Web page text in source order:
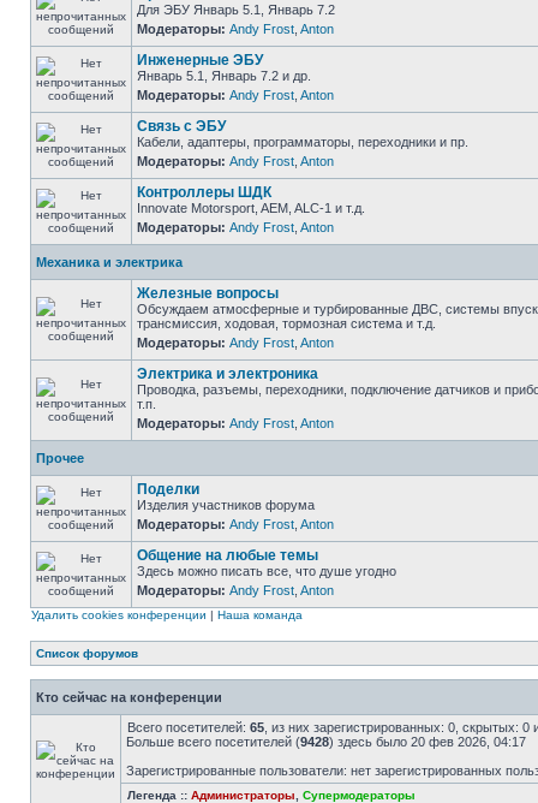
Для ЭБУ Январь 5.1, Январь 7.2
Модераторы: Andy Frost Anton
Инженерные ЭБУ
Январь 5.1, Январь 7.2 и др.
Модераторы: Andy Frost Anton
Связь с ЭБУ
Кабели, адаптеры, программаторы, переходники и пр.
Модераторы: Andy Frost Anton
Контроллеры ШДК
Innovate Motorsport, AEM, ALC-1 и т.д.
Модераторы: Andy Frost Anton
Механика и электрика
Железные вопросы
Обсуждаем атмосферные и турбированные ДВС, системы
трансмиссия, ходовая, тормозная система и т.д.
Модераторы: Andy Frost Anton
Электрика и электроника
Проводка, разъемы, переходники, подключение датчиков и
т.п.
Модераторы: Andy Frost Anton
Прочее
Поделки
Изделия участников форума
Модераторы: Andy Frost Anton
Общение на любые темы
Здесь можно писать все, что душе угодно
Модераторы: Andy Frost Anton
Удалить cookies конференции | Наша команда
Список форумов
Кто сейчас на конференции
Всего посетителей: 65 , из них зарегистрированных: 0, скрытых:
Больше всего посетителей (9428) здесь было 20 фев 2026, 04:17
Зарегистрированные пользователи: нет зарегистрированных
Легенда :: Администраторы Супермодераторы